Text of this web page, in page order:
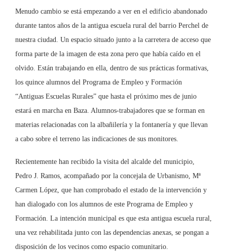
Menudo cambio se está empezando a ver en el edificio abandonado
durante tantos años de la antigua escuela rural del barrio Perchel de
nuestra ciudad. Un espacio situado junto a la carretera de acceso que
forma parte de la imagen de esta zona pero que había caído en el
olvido. Están trabajando en ella, dentro de sus prácticas formativas,
los quince alumnos del Programa de Empleo y Formación
“Antiguas Escuelas Rurales” que hasta el próximo mes de junio
estará en marcha en Baza. Alumnos-trabajadores que se forman en
materias relacionadas con la albañilería y la fontanería y que llevan
a cabo sobre el terreno las indicaciones de sus monitores.
Recientemente han recibido la visita del alcalde del municipio,
Pedro J. Ramos, acompañado por la concejala de Urbanismo, Mª
Carmen López, que han comprobado el estado de la intervención y
han dialogado con los alumnos de este Programa de Empleo y
Formación. La intención municipal es que esta antigua escuela rural,
una vez rehabilitada junto con las dependencias anexas, se pongan a
disposición de los vecinos como espacio comunitario.